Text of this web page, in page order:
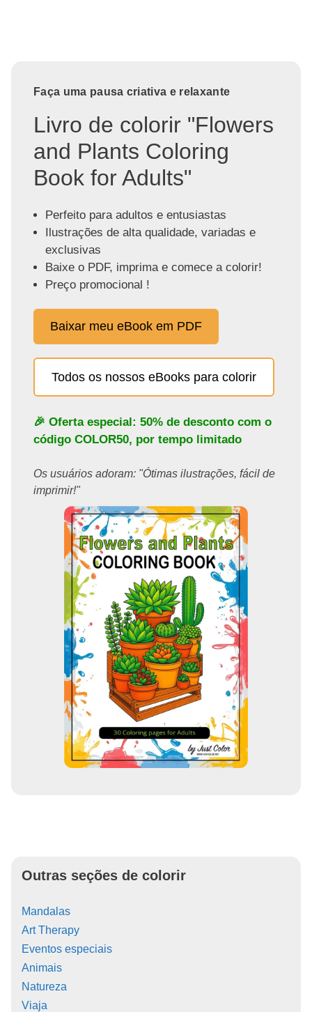
Faça uma pausa criativa e relaxante
Livro de colorir "Flowers
and Plants Coloring
Book for Adults"
Perfeito para adultos e entusiastas
Ilustrações de alta qualidade, variadas e
exclusivas
Baixe o PDF, imprima e comece a colorir!
Preço promocional !
Baixar meu eBook em PDF
Todos os nossos eBooks para colorir
🎉 Oferta especial: 50% de desconto com o
código COLOR50, por tempo limitado
Os usuários adoram: "Ótimas ilustrações, fácil de
imprimir!"
Outras seções de colorir
Mandalas
Art Therapy
Eventos especiais
Animais
Natureza
Viaja